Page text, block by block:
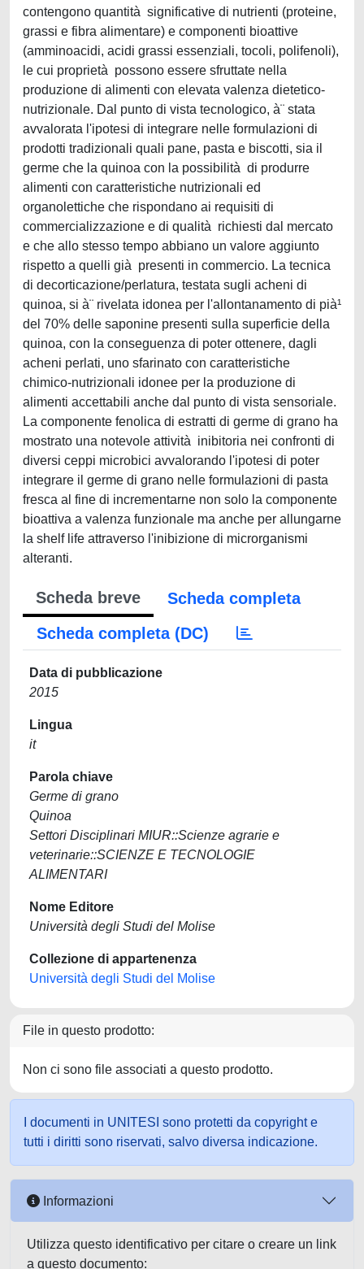
contengono quantità significative di nutrienti (proteine,
grassi e fibra alimentare) e componenti bioattive
(amminoacidi, acidi grassi essenziali, tocoli, polifenoli),
le cui proprietà possono essere sfruttate nella
produzione di alimenti con elevata valenza dietetico-
nutrizionale. Dal punto di vista tecnologico, à¨ stata
avvalorata l'ipotesi di integrare nelle formulazioni di
prodotti tradizionali quali pane, pasta e biscotti, sia il
germe che la quinoa con la possibilità di produrre
alimenti con caratteristiche nutrizionali ed
organolettiche che rispondano ai requisiti di
commercializzazione e di qualità richiesti dal mercato
e che allo stesso tempo abbiano un valore aggiunto
rispetto a quelli già presenti in commercio. La tecnica
di decorticazione/perlatura, testata sugli acheni di
quinoa, si à¨ rivelata idonea per l'allontanamento di pià¹
del 70% delle saponine presenti sulla superficie della
quinoa, con la conseguenza di poter ottenere, dagli
acheni perlati, uno sfarinato con caratteristiche
chimico-nutrizionali idonee per la produzione di
alimenti accettabili anche dal punto di vista sensoriale.
La componente fenolica di estratti di germe di grano ha
mostrato una notevole attività inibitoria nei confronti di
diversi ceppi microbici avvalorando l'ipotesi di poter
integrare il germe di grano nelle formulazioni di pasta
fresca al fine di incrementarne non solo la componente
bioattiva a valenza funzionale ma anche per allungarne
la shelf life attraverso l'inibizione di microrganismi
alteranti.
Scheda breve
Scheda completa
Scheda completa (DC)
Data di pubblicazione
2015
Lingua
it
Parola chiave
Germe di grano
Quinoa
Settori Disciplinari MIUR::Scienze agrarie e
veterinarie::SCIENZE E TECNOLOGIE
ALIMENTARI
Nome Editore
Università degli Studi del Molise
Collezione di appartenenza
Università degli Studi del Molise
File in questo prodotto:
Non ci sono file associati a questo prodotto.
I documenti in UNITESI sono protetti da copyright e
tutti i diritti sono riservati, salvo diversa indicazione.
Informazioni
Utilizza questo identificativo per citare o creare un link
a questo documento: